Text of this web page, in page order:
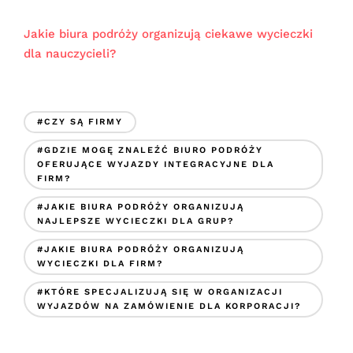
Jakie biura podróży organizują ciekawe wycieczki
dla nauczycieli?
#CZY SĄ FIRMY
#GDZIE MOGĘ ZNALEŹĆ BIURO PODRÓŻY
OFERUJĄCE WYJAZDY INTEGRACYJNE DLA
FIRM?
#JAKIE BIURA PODRÓŻY ORGANIZUJĄ
NAJLEPSZE WYCIECZKI DLA GRUP?
#JAKIE BIURA PODRÓŻY ORGANIZUJĄ
WYCIECZKI DLA FIRM?
#KTÓRE SPECJALIZUJĄ SIĘ W ORGANIZACJI
WYJAZDÓW NA ZAMÓWIENIE DLA KORPORACJI?